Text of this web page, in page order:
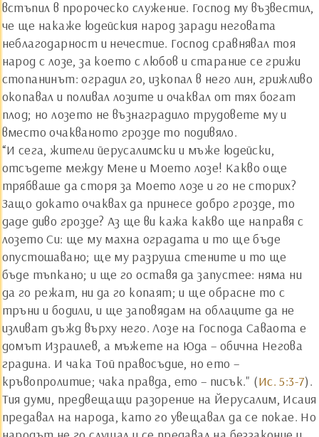
встъпил в пророческо служение. Господ му възвестил,
че ще накаже юдейския народ заради неговата
неблагодарност и нечестие. Господ сравнявал тоя
народ с лозе, за което с любов и старание се грижи
стопанинът: оградил го, изкопал в него лин, грижливо
окопавал и поливал лозите и очаквал от тях богат
плод; но лозето не възнаградило трудовете му и
вместо очакваното грозде то подивяло.
“И сега, жители йерусалимски и мъже юдейски,
отсъдете между Мене и Моето лозе! Какво още
трябваше да сторя за Моето лозе и го не сторих?
Защо докато очаквах да принесе добро грозде, то
даде диво грозде? Аз ще ви кажа какво ще направя с
лозето Си: ще му махна оградата и то ще бъде
опустошавано; ще му разруша стените и то ще
бъде тъпкано; и ще го оставя да запустее: няма ни
да го режат, ни да го копаят; и ще обрасне то с
тръни и бодили, и ще заповядам на облаците да не
изливат дъжд върху него. Лозе на Господа Саваота е
домът Израилев, а мъжете на Юда – обична Негова
градина. И чака Той правосъдие, но ето –
кръвопролитие; чака правда, ето – писък." (Ис. 5:3-7).
Тия думи, предвещащи разорение на Йерусалим, Исаия
предавал на народа, като го увещавал да се покае. Но